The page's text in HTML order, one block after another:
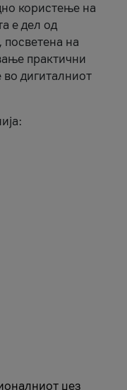
користење на
е дел од
на
практични
дигиталниот
џез